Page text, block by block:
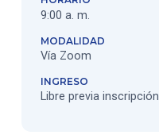
9:00 a. m.
MODALIDAD
Vía Zoom
INGRESO
Libre previa inscripción